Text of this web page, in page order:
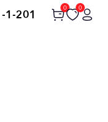
1-201
0 0